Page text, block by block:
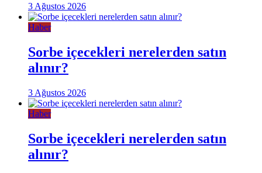
3 Ağustos 2026
Haber
Sorbe içecekleri nerelerden satın
alınır?
3 Ağustos 2026
Haber
Sorbe içecekleri nerelerden satın
alınır?